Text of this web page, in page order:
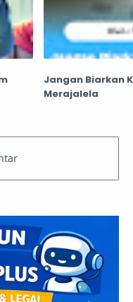
Jangan Biarkan
Merajalela